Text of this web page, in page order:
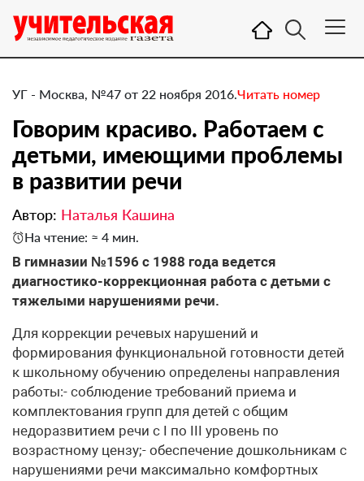
УГ - Москва, №47 от 22 ноября 2016.Читать номер
Говорим красиво. Работаем с
детьми, имеющими проблемы
в развитии речи
Автор: Наталья Кашина
На чтение: ≈ 4 мин.
В гимназии №1596 с 1988 года ведется
диагностико-коррекционная работа с детьми с
тяжелыми нарушениями речи.
Для коррекции речевых нарушений и
формирования функциональной готовности детей
к школьному обучению определены направления
работы:- соблюдение требований приема и
комплектования групп для детей с общим
недоразвитием речи с I по III уровень по
возрастному цензу;- обеспечение дошкольникам с
нарушениями речи максимально комфортных